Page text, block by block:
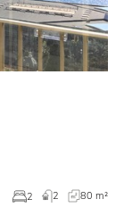
2 2 80 m²